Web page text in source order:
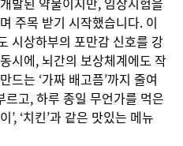
주목 받기 시작했습니다. 이
시상하부의 포만감 신호를 강
시에, 뇌간의 보상체계에도 작
드는 ‘가짜 배고픔’까지 줄여
고, 하루 종일 무언가를 먹은
’, ‘치킨’과 같은 맛있는 메뉴